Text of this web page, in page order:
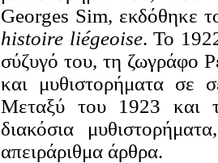
Georges Sim, εκδόθηκε
histoire liégeoise. Το
σύζυγό του, τη ζωγράφο
και μυθιστορήματα σε
Μεταξύ του 1923 και
διακόσια
απειράριθμα άρθρα.